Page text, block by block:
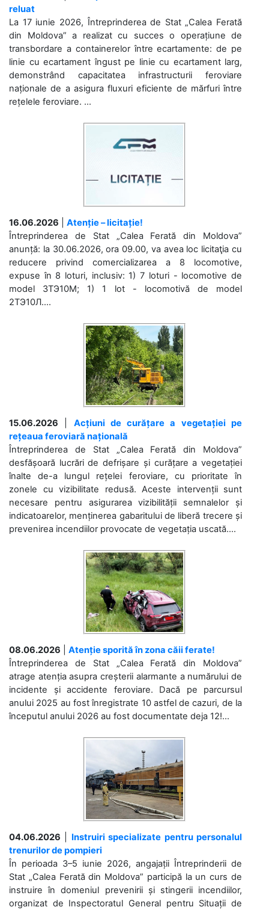
reluat
La 17 iunie 2026, Întreprinderea de Stat „Calea Ferată
din Moldova” a realizat cu succes o operațiune de
transbordare a containerelor între ecartamente: de pe
linie cu ecartament îngust pe linie cu ecartament larg,
demonstrând capacitatea infrastructurii feroviare
naționale de a asigura fluxuri eficiente de mărfuri între
rețelele feroviare. ...
16.06.2026
Atenție – licitație!
Întreprinderea de Stat „Calea Ferată din Moldova”
anunță: la 30.06.2026, ora 09.00, va avea loc licitaţia cu
reducere privind comercializarea a 8 locomotive,
expuse în 8 loturi, inclusiv: 1) 7 loturi - locomotive de
model 3ТЭ10М; 1) 1 lot - locomotivă de model
2ТЭ10Л....
15.06.2026
Acțiuni de curățare a vegetației pe
rețeaua feroviară națională
Întreprinderea de Stat „Calea Ferată din Moldova”
desfășoară lucrări de defrișare și curățare a vegetației
înalte de-a lungul rețelei feroviare, cu prioritate în
zonele cu vizibilitate redusă. Aceste intervenții sunt
necesare pentru asigurarea vizibilității semnalelor și
indicatoarelor, menținerea gabaritului de liberă trecere și
prevenirea incendiilor provocate de vegetația uscată....
08.06.2026
Atenție sporită în zona căii ferate!
Întreprinderea de Stat „Calea Ferată din Moldova”
atrage atenția asupra creșterii alarmante a numărului de
incidente și accidente feroviare. Dacă pe parcursul
anului 2025 au fost înregistrate 10 astfel de cazuri, de la
începutul anului 2026 au fost documentate deja 12!...
04.06.2026
Instruiri specializate pentru personalul
trenurilor de pompieri
În perioada 3–5 iunie 2026, angajații Întreprinderii de
Stat „Calea Ferată din Moldova” participă la un curs de
instruire în domeniul prevenirii și stingerii incendiilor,
organizat de Inspectoratul General pentru Situații de